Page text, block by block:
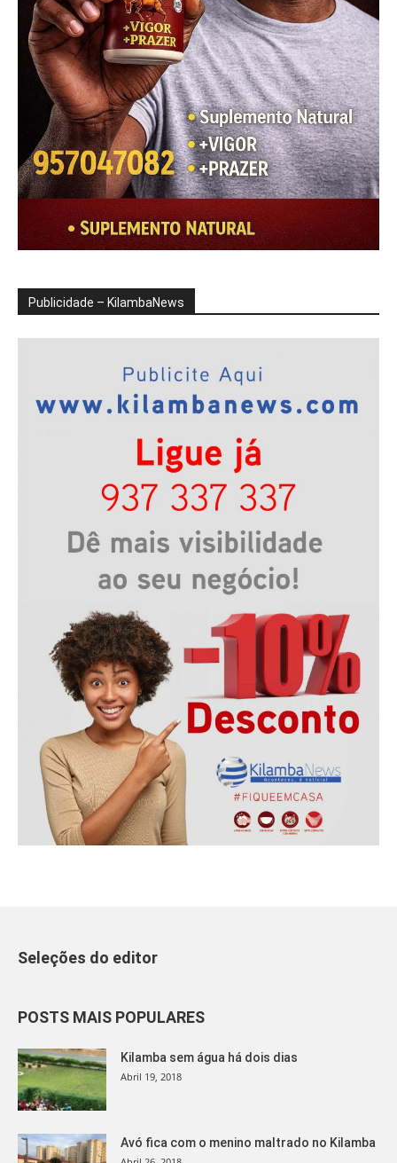
Publicidade – KilambaNews
Seleções do editor
POSTS MAIS POPULARES
Kilamba sem água há dois dias
Abril 19, 2018
Avó fica com o menino maltrado no Kilamba